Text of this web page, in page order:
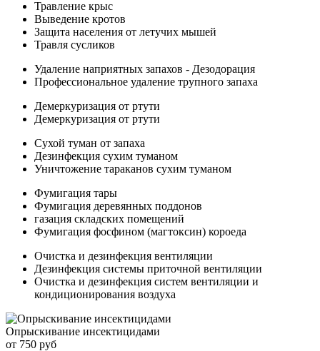
Травление крыс
Выведение кротов
Защита населения от летучих мышей
Травля сусликов
Удаление наприятных запахов - Дезодорация
Профессиональное удаление трупного запаха
Демеркуризация от ртути
Демеркуризация от ртути
Сухой туман от запаха
Дезинфекция сухим туманом
Уничтожение тараканов сухим туманом
Фумигация тары
Фумигация деревянных поддонов
газация складских помещений
Фумигация фосфином (магтоксин) короеда
Очистка и дезинфекция вентиляции
Дезинфекция системы приточной вентиляции
Очистка и дезинфекция систем вентиляции и
кондиционирования воздуха
Опрыскивание инсектицидами
от 750 руб